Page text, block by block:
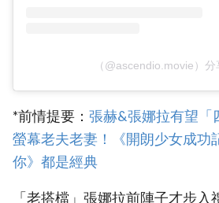
（@ascendio.movie）
*前情提要： 張赫&張娜拉有望「
螢幕老夫老妻！《開朗少女成功
你》都是經典
「老搭檔」張娜拉前陣子才步